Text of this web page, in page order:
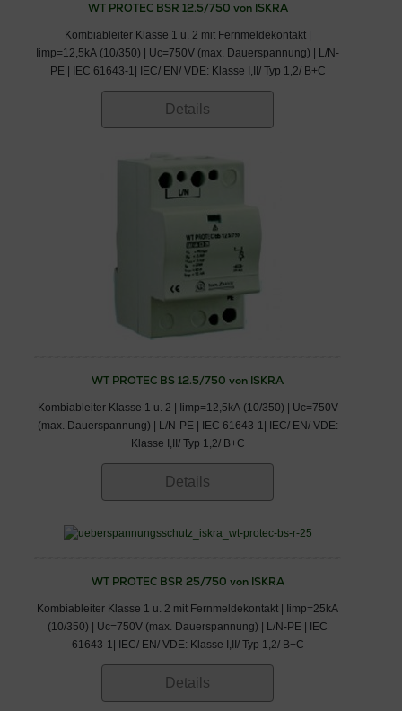
WT PROTEC BSR 12.5/750 von ISKRA
Kombiableiter Klasse 1 u. 2 mit Fernmeldekontakt |
Iimp=12,5kA (10/350) | Uc=750V (max. Dauerspannung) | L/N-
PE | IEC 61643-1| IEC/ EN/ VDE: Klasse I,II/ Typ 1,2/ B+C
Details
WT PROTEC BS 12.5/750 von ISKRA
Kombiableiter Klasse 1 u. 2 | Iimp=12,5kA (10/350) | Uc=750V
(max. Dauerspannung) | L/N-PE | IEC 61643-1| IEC/ EN/ VDE:
Klasse I,II/ Typ 1,2/ B+C
Details
WT PROTEC BSR 25/750 von ISKRA
Kombiableiter Klasse 1 u. 2 mit Fernmeldekontakt | Iimp=25kA
(10/350) | Uc=750V (max. Dauerspannung) | L/N-PE | IEC
61643-1| IEC/ EN/ VDE: Klasse I,II/ Typ 1,2/ B+C
Details